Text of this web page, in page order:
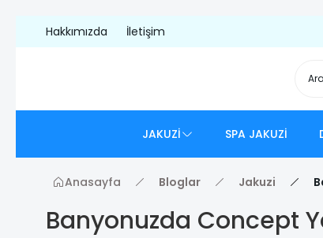
Hakkımızda İletişim
JAKUZİ SPA JAKUZİ
Anasayfa Bloglar Jakuzi
Banyonuzda Concept